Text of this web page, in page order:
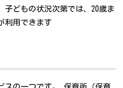
子どもの状況次第では、20歳ま
利用できます